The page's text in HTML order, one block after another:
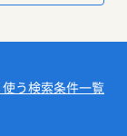
使う検索条件一覧